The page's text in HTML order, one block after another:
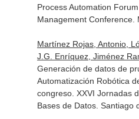
Process Automation
Management Conference.
Martínez Rojas, Antonio,
J.G. Enríquez, Jiménez
Generación de datos de
Automatización Robótica
congreso. XXVI Jornadas
Bases de Datos. Santiago